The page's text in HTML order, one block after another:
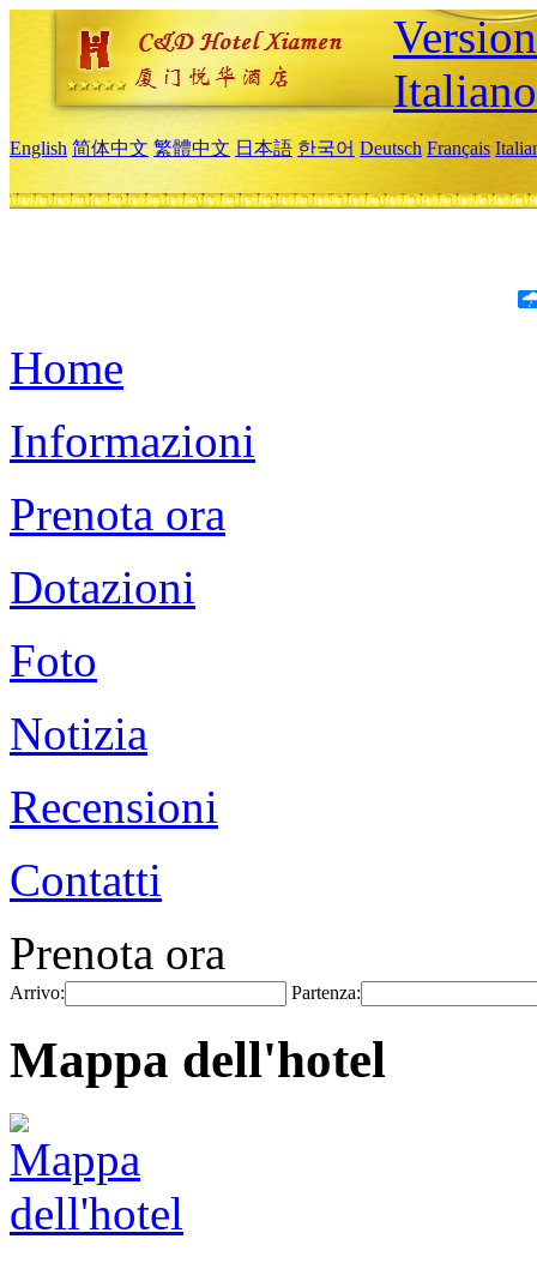
Italiano
English 简体中文 繁體中文 日本語 한국어 Deutsch Français
Home
Informazioni
Prenota ora
Dotazioni
Foto
Notizia
Recensioni
Contatti
Prenota ora
Arrivo: Partenza:
Mappa dell'hotel